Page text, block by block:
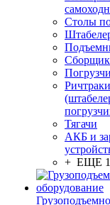
Столы
Ричтраки
Тягачи
АКБ и
+ ЕЩЕ